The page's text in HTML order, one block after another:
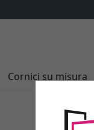
Cornici su misura